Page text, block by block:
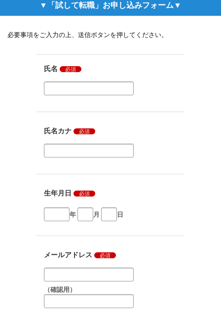
▼「試して転職」お申し込みフォーム▼
必要事項をご入力の上、送信ボタンを押してください。
氏名 必須
氏名カナ 必須
生年月日 必須
年 月 日
メールアドレス 必須
（確認用）